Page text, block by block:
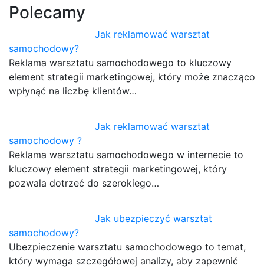
Polecamy
Jak reklamować warsztat
samochodowy?
Reklama warsztatu samochodowego to kluczowy
element strategii marketingowej, który może znacząco
wpłynąć na liczbę klientów…
Jak reklamować warsztat
samochodowy ?
Reklama warsztatu samochodowego w internecie to
kluczowy element strategii marketingowej, który
pozwala dotrzeć do szerokiego…
Jak ubezpieczyć warsztat
samochodowy?
Ubezpieczenie warsztatu samochodowego to temat,
który wymaga szczegółowej analizy, aby zapewnić